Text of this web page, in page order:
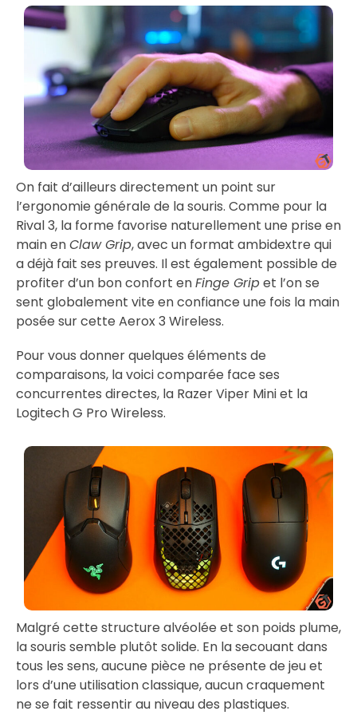
On fait d’ailleurs directement un point sur
l’ergonomie générale de la souris. Comme pour la
Rival 3, la forme favorise naturellement une prise en
main enClaw Grip, avec un format ambidextre qui
a déjà fait ses preuves. Il est également possible de
profiter d’un bon confort enFinge Gripet l’on se
sent globalement vite en confiance une fois la main
posée sur cette Aerox 3 Wireless.
Pour vous donner quelques éléments de
comparaisons, la voici comparée face ses
concurrentes directes, la Razer Viper Mini et la
Logitech G Pro Wireless.
Malgré cette structure alvéolée et son poids plume,
la souris semble plutôt solide. En la secouant dans
tous les sens, aucune pièce ne présente de jeu et
lors d’une utilisation classique, aucun craquement
ne se fait ressentir au niveau des plastiques.